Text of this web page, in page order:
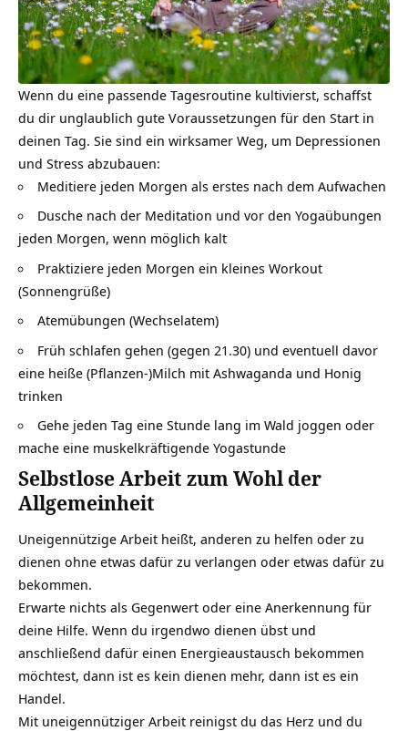
Wenn du eine passende Tagesroutine kultivierst, schaffst
du dir unglaublich gute Voraussetzungen für den Start in
deinen Tag. Sie sind ein wirksamer Weg, um Depressionen
und Stress abzubauen:
Meditiere jeden Morgen als erstes nach dem Aufwachen
Dusche nach der Meditation und vor den Yogaübungen
jeden Morgen, wenn möglich kalt
Praktiziere jeden Morgen ein kleines Workout
(Sonnengrüße)
Atemübungen (Wechselatem)
Früh schlafen gehen (gegen 21.30) und eventuell davor
eine heiße (Pflanzen-)Milch mit Ashwaganda und Honig
trinken
Gehe jeden Tag eine Stunde lang im Wald joggen oder
mache eine muskelkräftigende Yogastunde
Selbstlose Arbeit zum Wohl der
Allgemeinheit
Uneigennützige Arbeit heißt, anderen zu helfen oder zu
dienen ohne etwas dafür zu verlangen oder etwas dafür zu
bekommen.
Erwarte nichts als Gegenwert oder eine Anerkennung für
deine Hilfe. Wenn du irgendwo dienen übst und
anschließend dafür einen Energieaustausch bekommen
möchtest, dann ist es kein dienen mehr, dann ist es ein
Handel.
Mit uneigennütziger Arbeit reinigst du das Herz und du